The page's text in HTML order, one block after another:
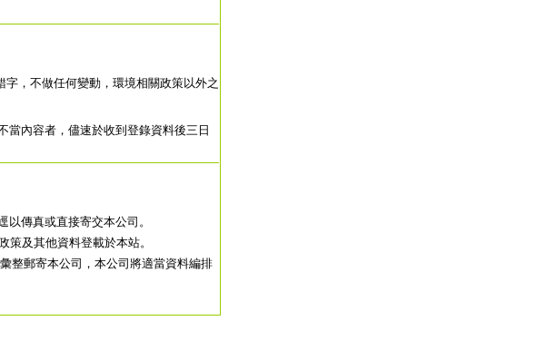
，不做任何變動，環境相關政策以外之
當內容者，儘速於收到登錄資料後三日
以傳真或直接寄交本公司。
策及其他資料登載於本站。
整郵寄本公司，本公司將適當資料編排